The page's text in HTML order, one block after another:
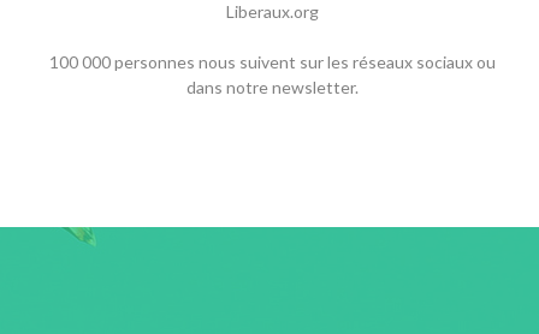
Liberaux.org
100 000 personnes nous suivent sur les réseaux sociaux ou
dans notre newsletter.